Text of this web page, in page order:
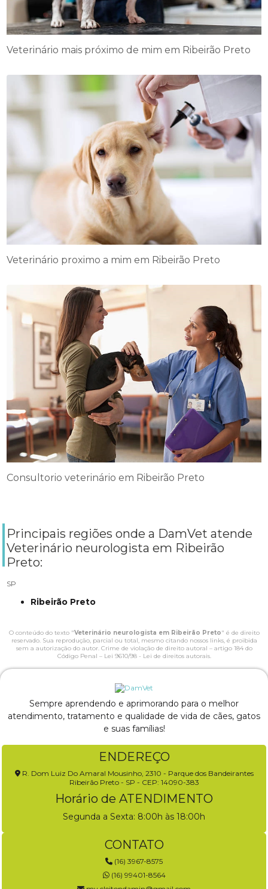
Veterinário mais próximo de mim em Ribeirão Preto
Veterinário proximo a mim em Ribeirão Preto
Consultorio veterinário em Ribeirão Preto
Principais regiões onde a DamVet atende
Veterinário neurologista em Ribeirão
Preto:
SP
Ribeirão Preto
O conteúdo do texto "Veterinário neurologista em Ribeirão Preto" é de direito
reservado. Sua reprodução, parcial ou total, mesmo citando nossos links, é proibida
sem a autorização do autor. Crime de violação de direito autoral – artigo 184 do
Código Penal – Lei 9610/98 - Lei de direitos autorais.
Sempre aprendendo e aprimorando para o melhor
atendimento, tratamento e qualidade de vida de cães, gatos
e suas famílias!
ENDEREÇO
R. Dom Luiz Do Amaral Mousinho, 2310 - Parque dos Bandeirantes
Ribeirão Preto - SP - CEP: 14090-383
Horário de ATENDIMENTO
Segunda a Sexta: 8:00h às 18:00h
CONTATO
(16) 3967-8575
(16) 99401-8564